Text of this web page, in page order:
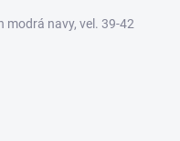
modrá navy, vel. 39-42